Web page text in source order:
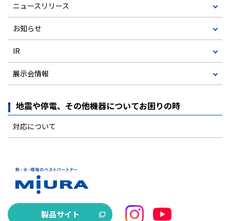
ニュースリリース
お知らせ
IR
展示会情報
地震や停電、その他機器についてお困りの時
対応について
製品サイト